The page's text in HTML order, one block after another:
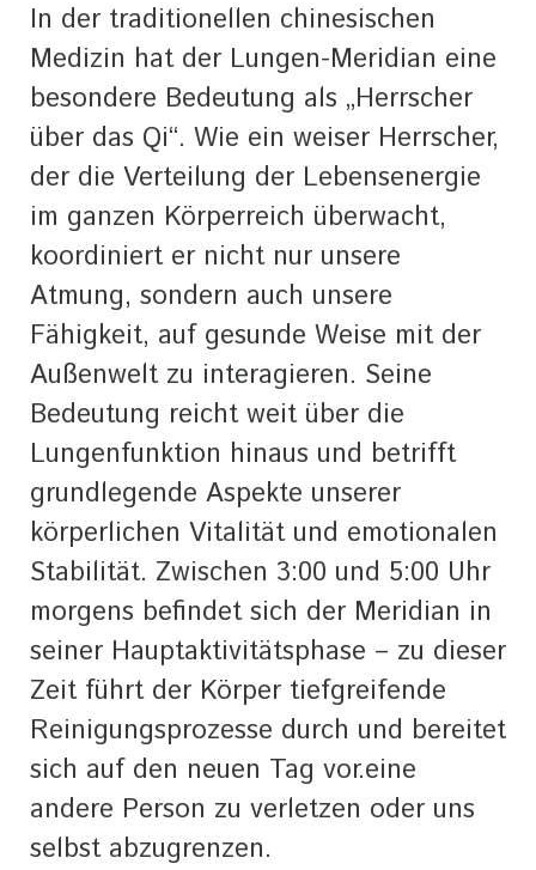
In der traditionellen chinesischen
Medizin hat der Lungen-Meridian eine
besondere Bedeutung als „Herrscher
über das Qi“. Wie ein weiser Herrscher,
der die Verteilung der Lebensenergie
im ganzen Körperreich überwacht,
koordiniert er nicht nur unsere
Atmung, sondern auch unsere
Fähigkeit, auf gesunde Weise mit der
Außenwelt zu interagieren. Seine
Bedeutung reicht weit über die
Lungenfunktion hinaus und betrifft
grundlegende Aspekte unserer
körperlichen Vitalität und emotionalen
Stabilität. Zwischen 3:00 und 5:00 Uhr
morgens befindet sich der Meridian in
seiner Hauptaktivitätsphase – zu dieser
Zeit führt der Körper tiefgreifende
Reinigungsprozesse durch und bereitet
sich auf den neuen Tag vor.eine
andere Person zu verletzen oder uns
selbst abzugrenzen.